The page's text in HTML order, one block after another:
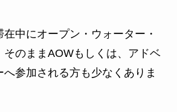
中にオープン・ウォーター・
そのままAOWもしくは、アドベ
へ参加される方も少なくありま